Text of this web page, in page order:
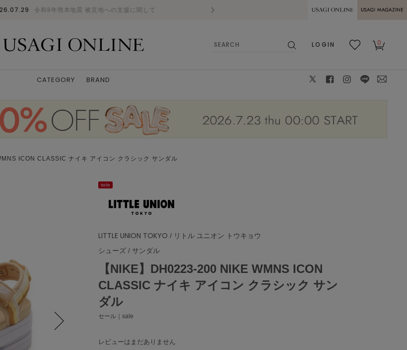
令和8年熊本地震 被災地への支援に関して 熊本県熊本地方を震源とする地震の影響に
MAGAZINE
LOGIN
0
CATEGORY BRAND
ICON CLASSIC ナイキ アイコン クラシック サンダル
sale
LITTLE UNION TOKYO / リトル ユニオン トウキョウ
シューズ / サンダル
【NIKE】DH0223-200 NIKE WMNS ICON
CLASSIC ナイキ アイコン クラシック サン
ダル
セール｜sale
レビューはまだありません